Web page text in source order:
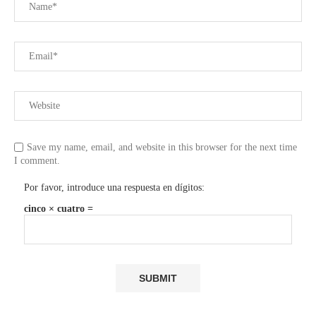
Save my name, email, and website in this browser for the next time
I comment.
Por favor, introduce una respuesta en dígitos:
cinco × cuatro =